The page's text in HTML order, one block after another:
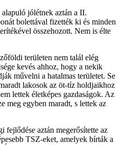
jólétnek aztán a II.
bolettával fizették ki és minden
összehozott. Nem is élte
területen nem talál elég
kevés ahhoz, hogy a nekik
művelni a hatalmas területet. Se
lakosok az öt-tíz holdjaikhoz
lettek életképes gazdaságok. Az
meg egyben maradt, s lettek az
fejlődése aztán megerősítette az
TSZ-eket, amelyek bírták a